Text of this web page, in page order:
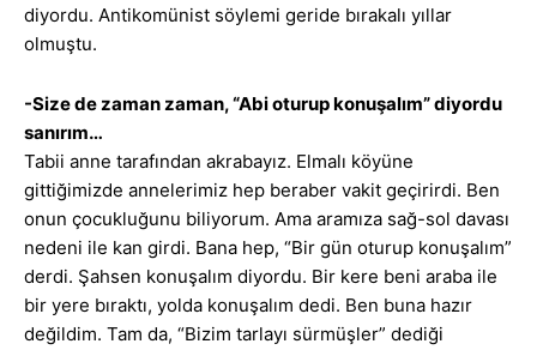
diyordu. Antikomünist söylemi geride bırakalı yıllar
olmuştu.
-Size de zaman zaman, “Abi oturup konuşalım” diyordu
sanırım…
Tabii anne tarafından akrabayız. Elmalı köyüne
gittiğimizde annelerimiz hep beraber vakit geçirirdi. Ben
onun çocukluğunu biliyorum. Ama aramıza sağ-sol davası
nedeni ile kan girdi. Bana hep, “Bir gün oturup konuşalım”
derdi. Şahsen konuşalım diyordu. Bir kere beni araba ile
bir yere bıraktı, yolda konuşalım dedi. Ben buna hazır
değildim. Tam da, “Bizim tarlayı sürmüşler” dediği